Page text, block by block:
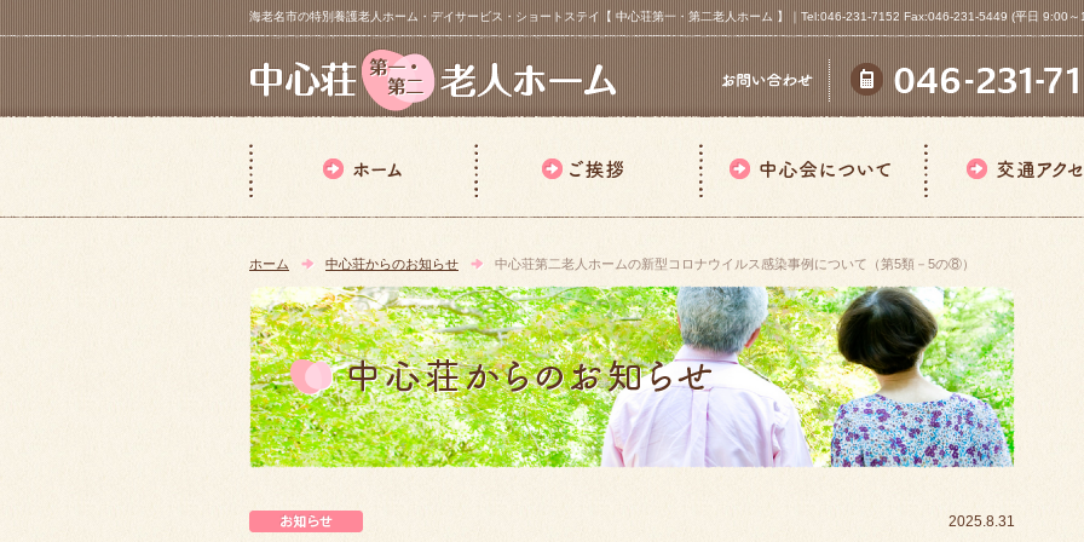
海老名市の特別養護老人ホーム・デイサービス・ショートステイ【 中心荘第一・第二老人ホーム 】｜Tel:046-231-7152 Fax:046-231-5449 (平日 9:00
ホーム 中心荘からのお知らせ 中心荘第二老人ホームの新型コロナウイルス感染事例について（第5類－5の⑧）
2025.8.31